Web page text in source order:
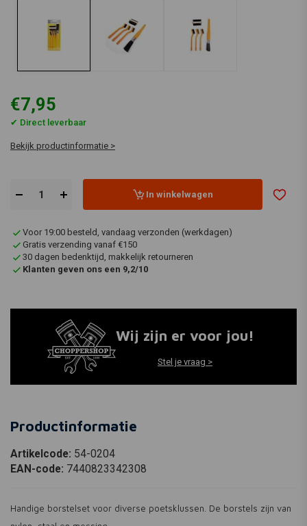
€7,95
✔ Direct leverbaar
Bekijk productinformatie >
In winkelwagen
Voor 19:00 besteld, vandaag verzonden (werkdagen)
Gratis verzending vanaf €150
30 dagen bedenktijd, makkelijk retourneren
Klanten geven ons een 9,2/10
Wij zijn er voor jou!
Stel je vraag >
Productinformatie
Artikelcode: 54-0204
EAN-code: 7440823342308
Handige borstelset voor diverse poetsklussen. De borstels zijn van